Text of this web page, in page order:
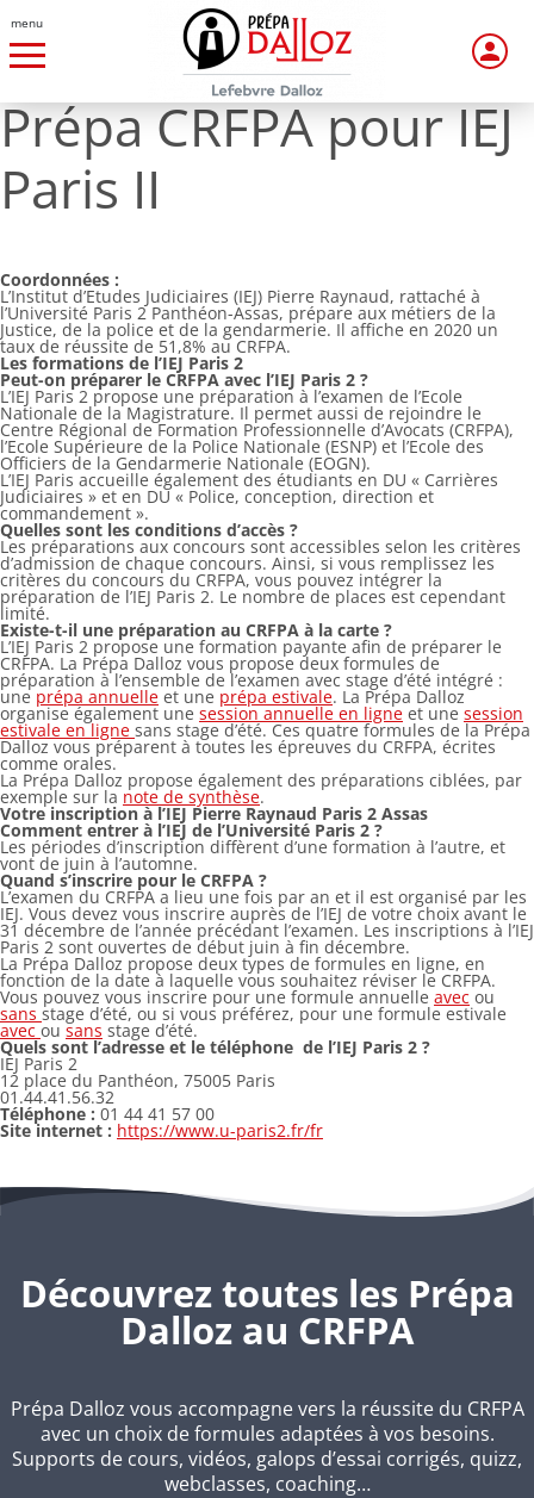
menu
Prépa CRFPA pour IEJ
Paris II
Coordonnées :
L’Institut d’Etudes Judiciaires (IEJ) Pierre Raynaud, rattaché à
l’Université Paris 2 Panthéon-Assas, prépare aux métiers de la
Justice, de la police et de la gendarmerie. Il affiche en 2020 un
taux de réussite de 51,8% au CRFPA.
Les formations de l’IEJ Paris 2
Peut-on préparer le CRFPA avec l’IEJ Paris 2 ?
L’IEJ Paris 2 propose une préparation à l’examen de l’Ecole
Nationale de la Magistrature. Il permet aussi de rejoindre le
Centre Régional de Formation Professionnelle d’Avocats (CRFPA),
l’Ecole Supérieure de la Police Nationale (ESNP) et l’Ecole des
Officiers de la Gendarmerie Nationale (EOGN).
L’IEJ Paris accueille également des étudiants en DU « Carrières
Judiciaires » et en DU « Police, conception, direction et
commandement ».
Quelles sont les conditions d’accès ?
Les préparations aux concours sont accessibles selon les critères
d’admission de chaque concours. Ainsi, si vous remplissez les
critères du concours du CRFPA, vous pouvez intégrer la
préparation de l’IEJ Paris 2. Le nombre de places est cependant
limité.
Existe-t-il une préparation au CRFPA à la carte ?
L’IEJ Paris 2 propose une formation payante afin de préparer le
CRFPA. La Prépa Dalloz vous propose deux formules de
préparation à l’ensemble de l’examen avec stage d’été intégré :
une prépa annuelle et une prépa estivale. La Prépa Dalloz
organise également une session annuelle en ligne et une session
estivale en ligne sans stage d’été. Ces quatre formules de la Prépa
Dalloz vous préparent à toutes les épreuves du CRFPA, écrites
comme orales.
La Prépa Dalloz propose également des préparations ciblées, par
exemple sur la note de synthèse.
Votre inscription à l’IEJ Pierre Raynaud Paris 2 Assas
Comment entrer à l’IEJ de l’Université Paris 2 ?
Les périodes d’inscription diffèrent d’une formation à l’autre, et
vont de juin à l’automne.
Quand s’inscrire pour le CRFPA ?
L’examen du CRFPA a lieu une fois par an et il est organisé par les
IEJ. Vous devez vous inscrire auprès de l’IEJ de votre choix avant le
31 décembre de l’année précédant l’examen. Les inscriptions à l’IEJ
Paris 2 sont ouvertes de début juin à fin décembre.
La Prépa Dalloz propose deux types de formules en ligne, en
fonction de la date à laquelle vous souhaitez réviser le CRFPA.
Vous pouvez vous inscrire pour une formule annuelle avec ou
sans stage d’été, ou si vous préférez, pour une formule estivale
avecou sans stage d’été.
Quels sont l’adresse et le téléphone de l’IEJ Paris 2 ?
IEJ Paris 2
12 place du Panthéon, 75005 Paris
01.44.41.56.32
Téléphone : 01 44 41 57 00
Site internet : https://www.u-paris2.fr/fr
Découvrez toutes les Prépa
Dalloz au CRFPA
Prépa Dalloz vous accompagne vers la réussite du CRFPA
avec un choix de formules adaptées à vos besoins.
Supports de cours, vidéos, galops d’essai corrigés, quizz,
webclasses, coaching…